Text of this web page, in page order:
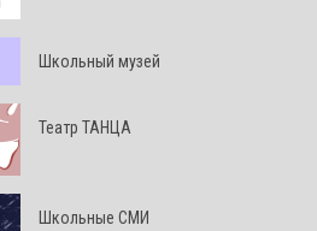
Школьный музей
Театр ТАНЦА
Школьные СМИ